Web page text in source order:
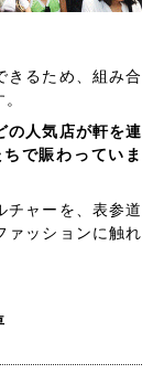
きるため、組み合
の人気店が軒を連
で賑わっていま
チャーを、表参道
ァッションに触れ